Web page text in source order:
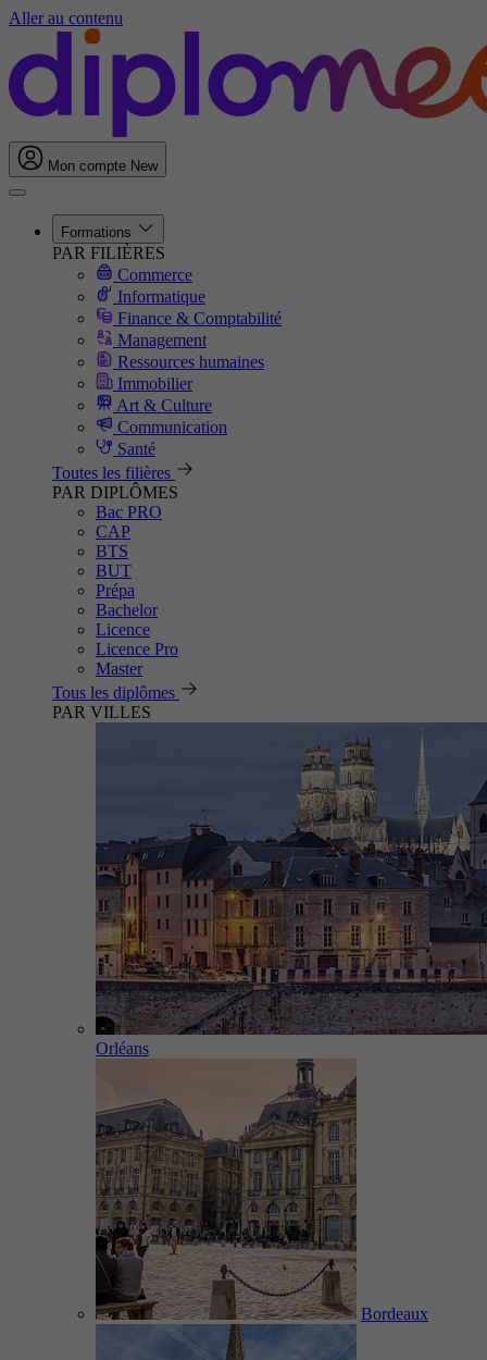
Aller au contenu
Mon compte New
Formations
PAR FILIÈRES
Commerce
Informatique
Finance & Comptabilité
Management
Ressources humaines
Immobilier
Art & Culture
Communication
Santé
Toutes les filières
PAR DIPLÔMES
Bac PRO
CAP
BTS
BUT
Prépa
Bachelor
Licence
Licence Pro
Master
Tous les diplômes
PAR VILLES
Orléans
Bordeaux